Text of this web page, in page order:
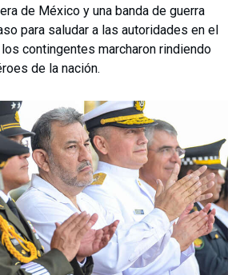
de México y una banda de guerra
para saludar a las autoridades en el
contingentes marcharon rindiendo
de la nación.